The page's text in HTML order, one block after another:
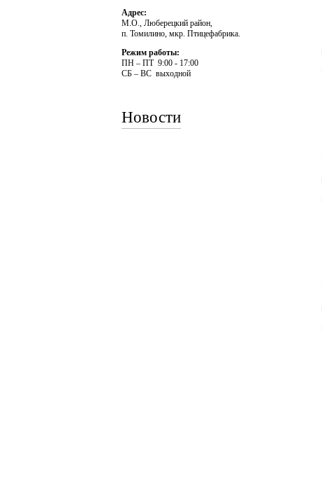
Адрес:
М.О., Люберецкий район,
п. Томилино, мкр. Птицефабрика.
Режим работы:
ПH – ПT 9:00 - 17:00
CБ – BC выходной
Новости